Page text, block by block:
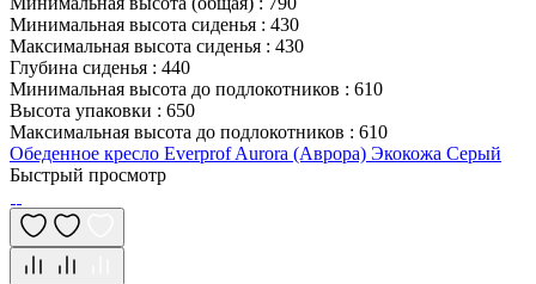
Минимальная высота сиденья : 430
Максимальная высота сиденья : 430
Глубина сиденья : 440
Минимальная высота до подлокотников : 610
Высота упаковки : 650
Максимальная высота до подлокотников : 610
Обеденное кресло Everprof Aurora (Аврора) Экокожа Серый
Быстрый просмотр